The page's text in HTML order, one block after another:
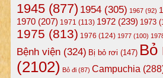
1945(877) 1954(305) 1967(92)
1970(207) 1971 (113) 1972(239) 1973
1975 (813) 1976 (124) 1977(100)
Bệnh viện(324) Bị bỏ rơi (147) Bỏ
(2102) Bỏ đi(87) Campuchia